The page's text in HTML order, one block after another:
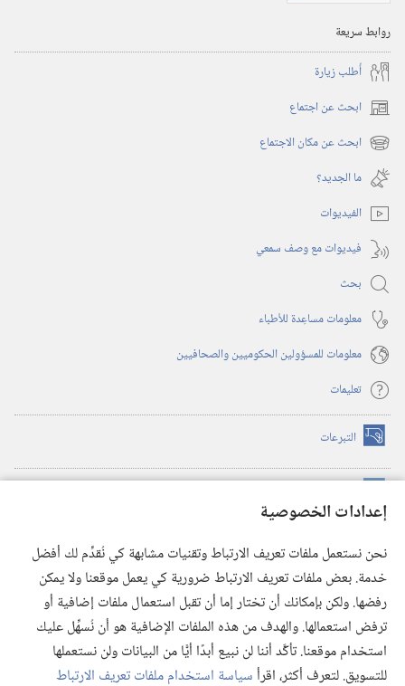
إعدادات الخصوصية
نحن نستعمل ملفات تعريف الارتباط وتقنيات مشابهة كي نُقدِّم لك أفضل
خدمة. بعض ملفات تعريف الارتباط ضرورية كي يعمل موقعنا ولا يمكن
رفضها. ولكن بإمكانك أن تختار إما أن تقبل استعمال ملفات إضافية أو
ترفض استعمالها. والهدف من هذه الملفات الإضافية هو أن نُسهِّل عليك
استخدام موقعنا. تأكَّد أننا لن نبيع أبدًا أيًّا من البيانات ولن نستعملها
للتسويق. لتعرف أكثر، اقرأسياسة استخدام ملفات تعريف الارتباط
روابط سريعة
أُطلب زيارة
ابحث عن اجتماع (يفتح
نافذة ابحث عن مكان الاجتماع (يفتح
نافذة
جديدة)
ما الجديد؟‏
الفيديوات
فيديوات مع وصف سمعي
بحث
معلومات مساعِدة للأطباء
معلومات للمسؤولين الحكوميين والصحافيين
تعليمات
التبرعات (يفتح
نافذة
(يفتح
نافذة
(يفتح
نافذة
جديدة) تطبيق ®
JW Library
مكتبة برج المراقبة